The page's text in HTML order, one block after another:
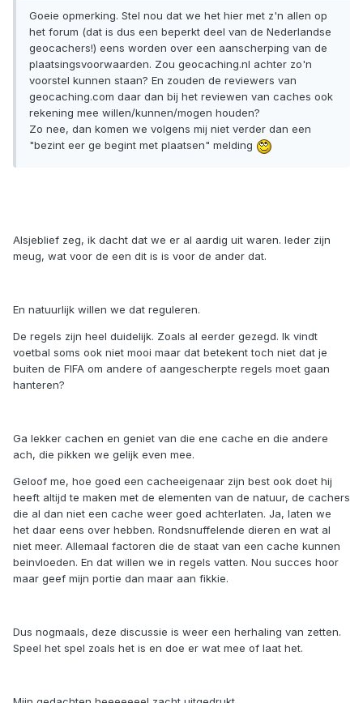
Goeie opmerking. Stel nou dat we het hier met z'n allen op
het forum (dat is dus een beperkt deel van de Nederlandse
geocachers!) eens worden over een aanscherping van de
plaatsingsvoorwaarden. Zou geocaching.nl achter zo'n
voorstel kunnen staan? En zouden de reviewers van
geocaching.com daar dan bij het reviewen van caches ook
rekening mee willen/kunnen/mogen houden?
Zo nee, dan komen we volgens mij niet verder dan een
"bezint eer ge begint met plaatsen" melding
Alsjeblief zeg, ik dacht dat we er al aardig uit waren. Ieder zijn
meug, wat voor de een dit is is voor de ander dat.
En natuurlijk willen we dat reguleren.
De regels zijn heel duidelijk. Zoals al eerder gezegd. Ik vindt
voetbal soms ook niet mooi maar dat betekent toch niet dat je
buiten de FIFA om andere of aangescherpte regels moet gaan
hanteren?
Ga lekker cachen en geniet van die ene cache en die andere
ach, die pikken we gelijk even mee.
Geloof me, hoe goed een cacheeigenaar zijn best ook doet hij
heeft altijd te maken met de elementen van de natuur, de cachers
die al dan niet een cache weer goed achterlaten. Ja, laten we
het daar eens over hebben. Rondsnuffelende dieren en wat al
niet meer. Allemaal factoren die de staat van een cache kunnen
beinvloeden. En dat willen we in regels vatten. Nou succes hoor
maar geef mijn portie dan maar aan fikkie.
Dus nogmaals, deze discussie is weer een herhaling van zetten.
Speel het spel zoals het is en doe er wat mee of laat het.